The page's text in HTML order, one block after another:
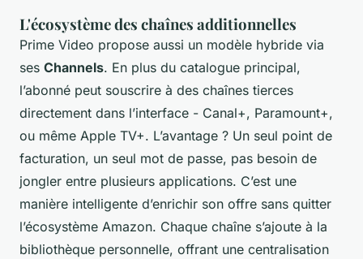
L'écosystème des chaînes additionnelles
Prime Video propose aussi un modèle hybride via
ses Channels. En plus du catalogue principal,
l’abonné peut souscrire à des chaînes tierces
directement dans l’interface - Canal+, Paramount+,
ou même Apple TV+. L’avantage ? Un seul point de
facturation, un seul mot de passe, pas besoin de
jongler entre plusieurs applications. C’est une
manière intelligente d’enrichir son offre sans quitter
l’écosystème Amazon. Chaque chaîne s’ajoute à la
bibliothèque personnelle, offrant une centralisation